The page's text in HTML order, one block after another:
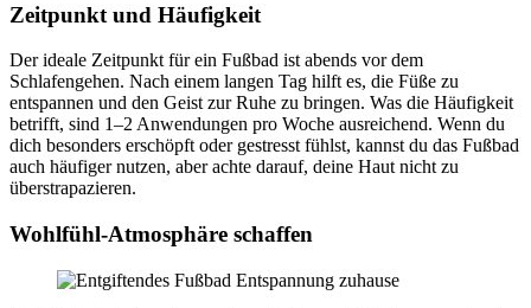
Zeitpunkt und Häufigkeit
Der ideale Zeitpunkt für ein Fußbad ist abends vor dem
Schlafengehen. Nach einem langen Tag hilft es, die Füße zu
entspannen und den Geist zur Ruhe zu bringen. Was die Häufigkeit
betrifft, sind 1–2 Anwendungen pro Woche ausreichend. Wenn du
dich besonders erschöpft oder gestresst fühlst, kannst du das Fußbad
auch häufiger nutzen, aber achte darauf, deine Haut nicht zu
überstrapazieren.
Wohlfühl-Atmosphäre schaffen